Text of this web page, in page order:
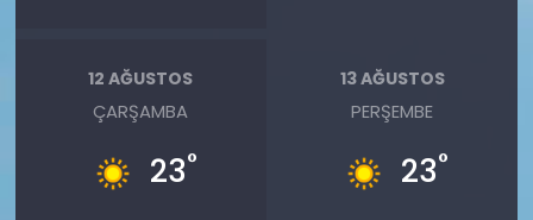
12 AĞUSTOS
ÇARŞAMBA
23°
13 AĞUSTOS
PERŞEMBE
23°